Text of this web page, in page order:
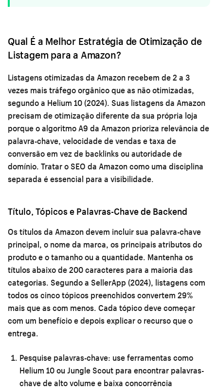
Qual É a Melhor Estratégia de Otimização de
Listagem para a Amazon?
Listagens otimizadas da Amazon recebem de 2 a 3
vezes mais tráfego orgânico que as não otimizadas,
segundo a Helium 10 (2024). Suas listagens da Amazon
precisam de otimização diferente da sua própria loja
porque o algoritmo A9 da Amazon prioriza relevância de
palavra-chave, velocidade de vendas e taxa de
conversão em vez de backlinks ou autoridade de
domínio. Tratar o SEO da Amazon como uma disciplina
separada é essencial para a visibilidade.
Título, Tópicos e Palavras-Chave de Backend
Os títulos da Amazon devem incluir sua palavra-chave
principal, o nome da marca, os principais atributos do
produto e o tamanho ou a quantidade. Mantenha os
títulos abaixo de 200 caracteres para a maioria das
categorias. Segundo a SellerApp (2024), listagens com
todos os cinco tópicos preenchidos convertem 29%
mais que as com menos. Cada tópico deve começar
com um benefício e depois explicar o recurso que o
entrega.
Pesquise palavras-chave: use ferramentas como
Helium 10 ou Jungle Scout para encontrar palavras-
chave de alto volume e baixa concorrência